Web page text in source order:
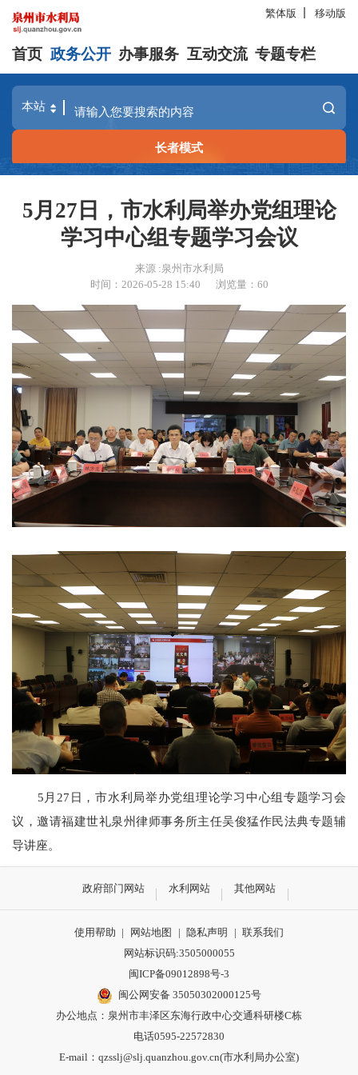
繁体版 移动版
首页 政务公开 办事服务 互动交流 专题专栏
长者模式
5月27日，市水利局举办党组理论
学习中心组专题学习会议
来源 :泉州市水利局
时间：2026-05-28 15:40
浏览量： 60
5月27日，市水利局举办党组理论学习中心组专题学习会
议，邀请福建世礼泉州律师事务所主任吴俊猛作民法典专题辅
导讲座。
政府部门网站 水利网站 其他网站
使用帮助 | 网站地图 | 隐私声明 | 联系我们
网站标识码:3505000055
闽ICP备09012898号-3
闽公网安备 35050302000125号
办公地点：泉州市丰泽区东海行政中心交通科研楼C栋
电话0595-22572830
E-mail：qzsslj@slj.quanzhou.gov.cn(市水利局办公室)